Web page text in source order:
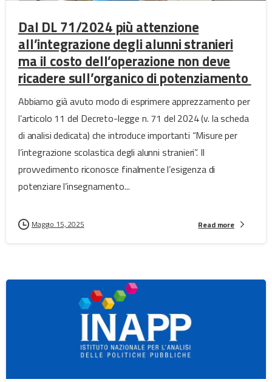
Dal DL 71/2024 più attenzione
all’integrazione degli alunni stranieri
ma il costo dell’operazione non deve
ricadere sull’organico di potenziamento
Abbiamo già avuto modo di esprimere apprezzamento per
l’articolo 11 del Decreto-legge n. 71 del 2024 (v. la scheda
di analisi dedicata) che introduce importanti “Misure per
l’integrazione scolastica degli alunni stranieri”. Il
provvedimento riconosce finalmente l’esigenza di
potenziare l’insegnamento...
Maggio 15, 2025 Read more